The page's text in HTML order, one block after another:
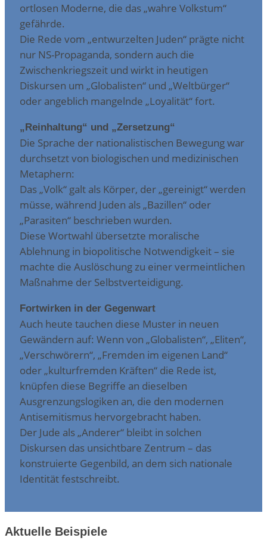
ortlosen Moderne, die das „wahre Volkstum“
gefährde.
Die Rede vom „entwurzelten Juden“ prägte nicht
nur NS-Propaganda, sondern auch die
Zwischenkriegszeit und wirkt in heutigen
Diskursen um „Globalisten“ und „Weltbürger“
oder angeblich mangelnde „Loyalität“ fort.
„Reinhaltung“ und „Zersetzung“
Die Sprache der nationalistischen Bewegung war
durchsetzt von biologischen und medizinischen
Metaphern:
Das „Volk“ galt als Körper, der „gereinigt“ werden
müsse, während Juden als „Bazillen“ oder
„Parasiten“ beschrieben wurden.
Diese Wortwahl übersetzte moralische
Ablehnung in biopolitische Notwendigkeit – sie
machte die Auslöschung zu einer vermeintlichen
Maßnahme der Selbstverteidigung.
Fortwirken in der Gegenwart
Auch heute tauchen diese Muster in neuen
Gewändern auf: Wenn von „Globalisten“, „Eliten“,
„Verschwörern“, „Fremden im eigenen Land“
oder „kulturfremden Kräften“ die Rede ist,
knüpfen diese Begriffe an dieselben
Ausgrenzungslogiken an, die den modernen
Antisemitismus hervorgebracht haben.
Der Jude als „Anderer“ bleibt in solchen
Diskursen das unsichtbare Zentrum – das
konstruierte Gegenbild, an dem sich nationale
Identität festschreibt.
Aktuelle Beispiele